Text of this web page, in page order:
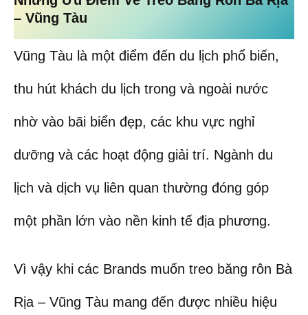
– Vũng Tàu
Vũng Tàu là một điểm đến du lịch phổ biến,
thu hút khách du lịch trong và ngoài nước
nhờ vào bãi biển đẹp, các khu vực nghỉ
dưỡng và các hoạt động giải trí. Ngành du
lịch và dịch vụ liên quan thường đóng góp
một phần lớn vào nền kinh tế địa phương.
Vì vậy khi các Brands muốn treo băng rôn Bà
Rịa – Vũng Tàu mang đến được nhiều hiệu